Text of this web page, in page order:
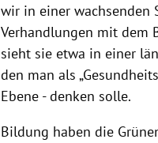
wir in einer wachsenden
Verhandlungen mit dem
sieht sie etwa in einer
den man als
Ebene - denken solle.
Bildung haben die